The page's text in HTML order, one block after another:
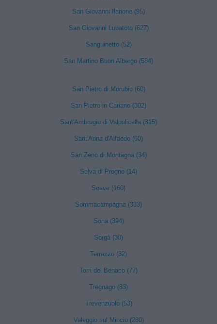
San Giovanni Ilarione (95)
San Giovanni Lupatoto (627)
Sanguinetto (52)
San Martino Buon Albergo (584)
San Pietro di Morubio (60)
San Pietro in Cariano (302)
Sant'Ambrogio di Valpolicella (315)
Sant'Anna d'Alfaedo (60)
San Zeno di Montagna (34)
Selva di Progno (14)
Soave (160)
Sommacampagna (333)
Sona (394)
Sorgà (30)
Terrazzo (32)
Torri del Benaco (77)
Tregnago (83)
Trevenzuolo (53)
Valeggio sul Mincio (280)